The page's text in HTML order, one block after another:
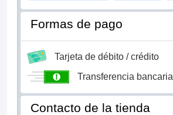
Formas de pago
Tarjeta de débito / crédito
Transferencia bancaria
Contacto de la tienda